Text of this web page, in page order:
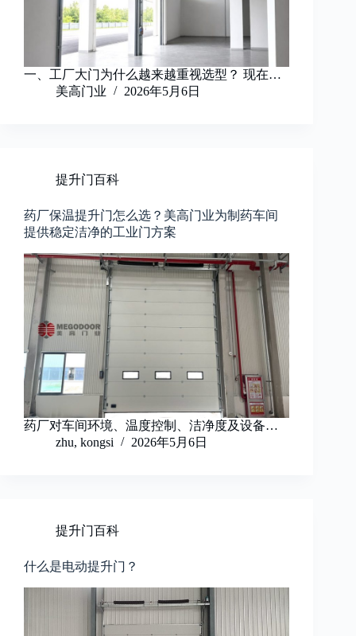
一、工厂大门为什么越来越重视选型？ 现在…
美高门业
2026年5月6日
提升门百科
药厂保温提升门怎么选？美高门业为制药车间
提供稳定洁净的工业门方案
药厂对车间环境、温度控制、洁净度及设备…
zhu, kongsi
2026年5月6日
提升门百科
什么是电动提升门？